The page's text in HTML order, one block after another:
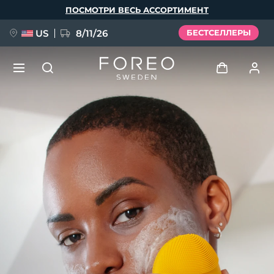
ПОСМОТРИ ВЕСЬ АССОРТИМЕНТ
US 8/11/26 БЕСТСЕЛЛЕРЫ
Профиль пользователя
Мои приборы
Мои заказы
Мои адреса
Мои подписки
НОВИНКА
FAQ™ Pure Beauty-Tech Elixir
BREAKING NEWS
issa™ Teeth Whitening Set
English Deutsch
Español
Français
Italiano
Português
Svenska
Русский
Türkçe
简体中文 繁體中文